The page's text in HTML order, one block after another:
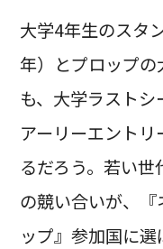
大学4年生のスタ
年）とプロップの
も、大学ラスト
アーリーエント
るだろう。若い
の競い合いが、
ップ』参加国に